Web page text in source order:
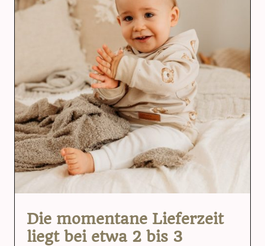
Die momentane Lieferzeit
liegt bei etwa 2 bis 3